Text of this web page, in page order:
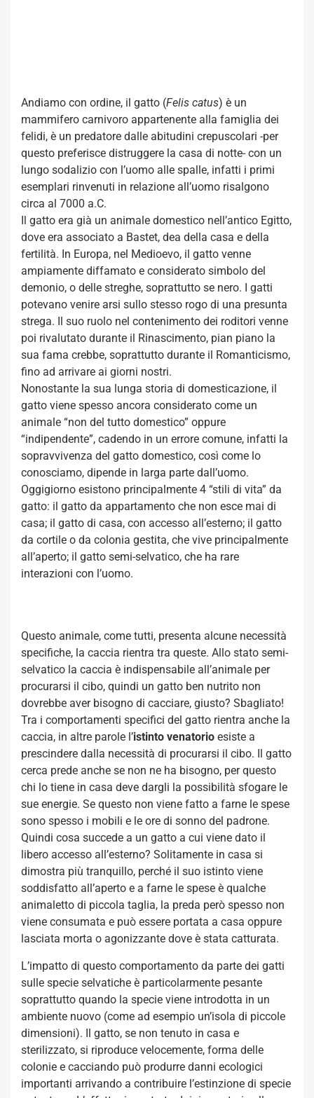
Andiamo con ordine, il gatto (Felis catus) è un
mammifero carnivoro appartenente alla famiglia dei
felidi, è un predatore dalle abitudini crepuscolari -per
questo preferisce distruggere la casa di notte- con un
lungo sodalizio con l’uomo alle spalle, infatti i primi
esemplari rinvenuti in relazione all’uomo risalgono
circa al 7000 a.C.
Il gatto era già un animale domestico nell’antico Egitto,
dove era associato a Bastet, dea della casa e della
fertilità. In Europa, nel Medioevo, il gatto venne
ampiamente diffamato e considerato simbolo del
demonio, o delle streghe, soprattutto se nero. I gatti
potevano venire arsi sullo stesso rogo di una presunta
strega. Il suo ruolo nel contenimento dei roditori venne
poi rivalutato durante il Rinascimento, pian piano la
sua fama crebbe, soprattutto durante il Romanticismo,
fino ad arrivare ai giorni nostri.
Nonostante la sua lunga storia di domesticazione, il
gatto viene spesso ancora considerato come un
animale “non del tutto domestico” oppure
“indipendente”, cadendo in un errore comune, infatti la
sopravvivenza del gatto domestico, così come lo
conosciamo, dipende in larga parte dall’uomo.
Oggigiorno esistono principalmente 4 “stili di vita” da
gatto: il gatto da appartamento che non esce mai di
casa; il gatto di casa, con accesso all’esterno; il gatto
da cortile o da colonia gestita, che vive principalmente
all’aperto; il gatto semi-selvatico, che ha rare
interazioni con l’uomo.
Questo animale, come tutti, presenta alcune necessità
specifiche, la caccia rientra tra queste. Allo stato semi-
selvatico la caccia è indispensabile all’animale per
procurarsi il cibo, quindi un gatto ben nutrito non
dovrebbe aver bisogno di cacciare, giusto? Sbagliato!
Tra i comportamenti specifici del gatto rientra anche la
caccia, in altre parole l’istinto venatorio esiste a
prescindere dalla necessità di procurarsi il cibo. Il gatto
cerca prede anche se non ne ha bisogno, per questo
chi lo tiene in casa deve dargli la possibilità sfogare le
sue energie. Se questo non viene fatto a farne le spese
sono spesso i mobili e le ore di sonno del padrone.
Quindi cosa succede a un gatto a cui viene dato il
libero accesso all’esterno? Solitamente in casa si
dimostra più tranquillo, perché il suo istinto viene
soddisfatto all’aperto e a farne le spese è qualche
animaletto di piccola taglia, la preda però spesso non
viene consumata e può essere portata a casa oppure
lasciata morta o agonizzante dove è stata catturata.
L’impatto di questo comportamento da parte dei gatti
sulle specie selvatiche è particolarmente pesante
soprattutto quando la specie viene introdotta in un
ambiente nuovo (come ad esempio un’isola di piccole
dimensioni). Il gatto, se non tenuto in casa e
sterilizzato, si riproduce velocemente, forma delle
colonie e cacciando può produrre danni ecologici
importanti arrivando a contribuire l’estinzione di specie